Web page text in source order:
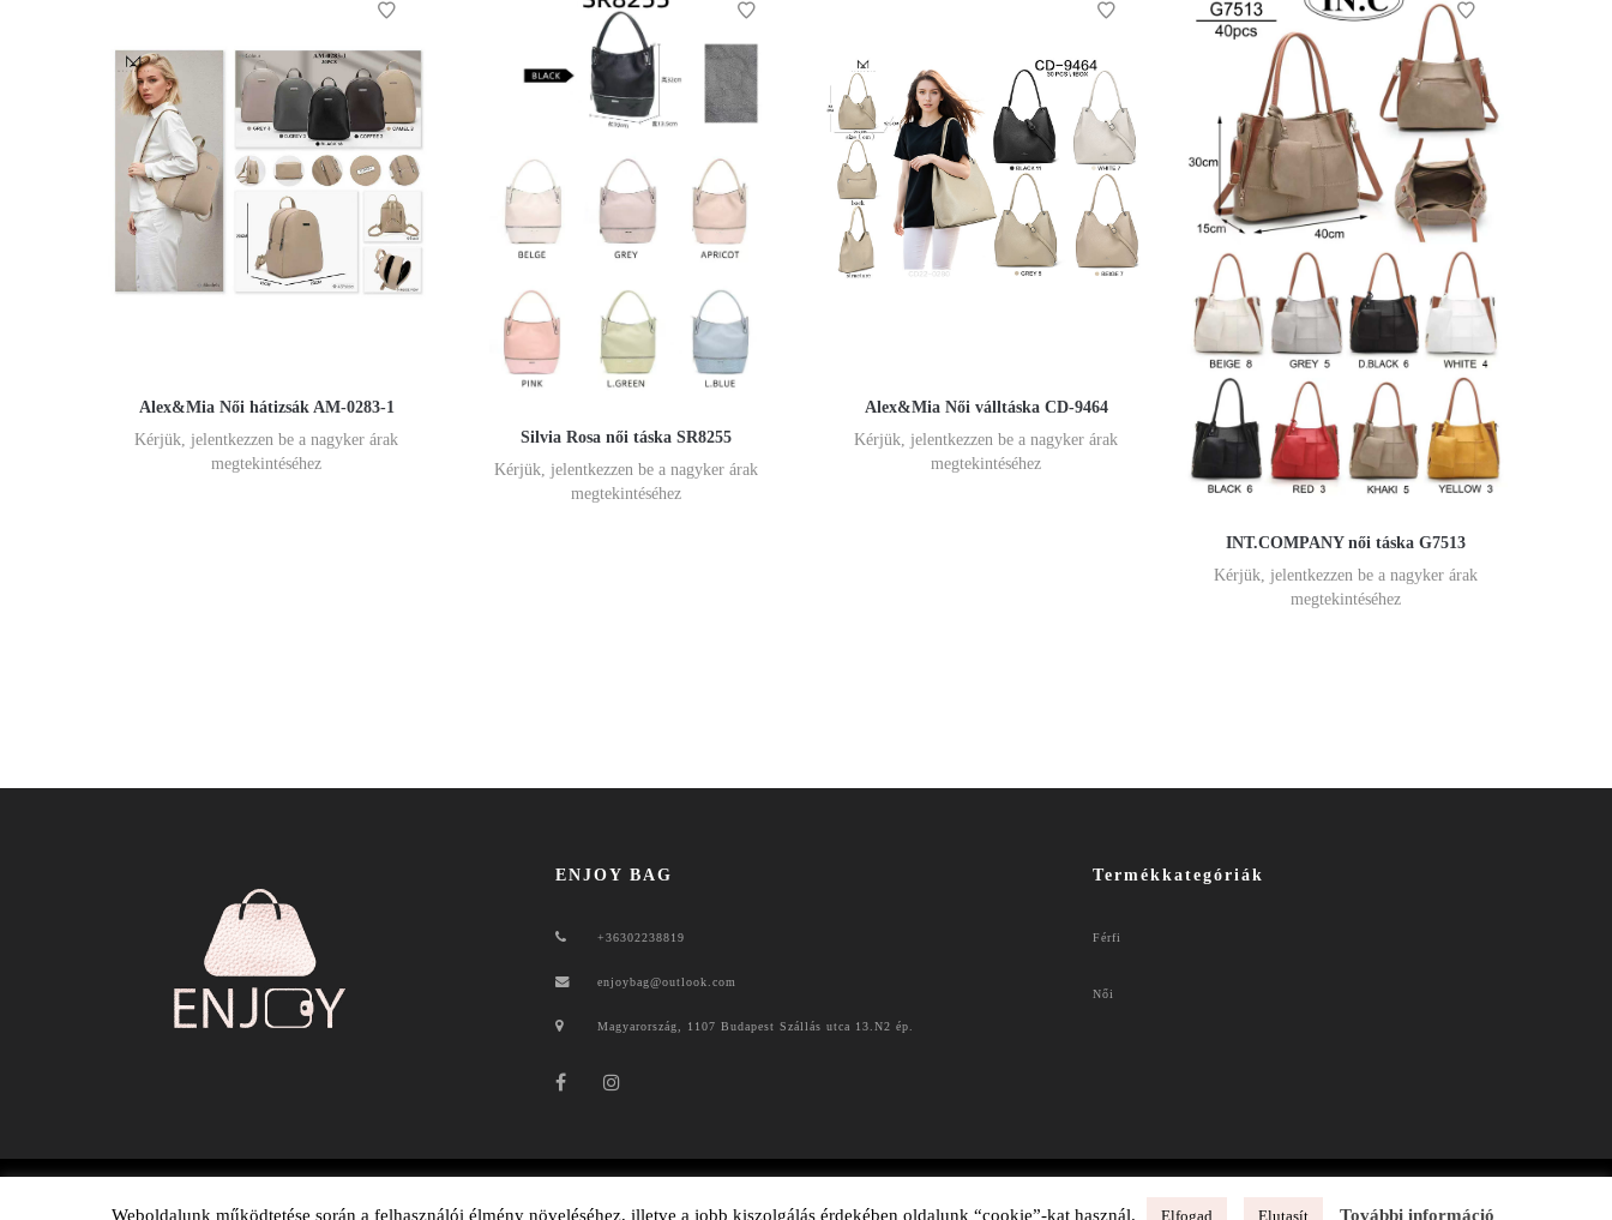
Alex&Mia Női hátizsák AM-0283-1
Kérjük, jelentkezzen be a nagyker árak
megtekintéséhez
Silvia Rosa női táska SR8255
Kérjük, jelentkezzen be a nagyker árak
megtekintéséhez
Alex&Mia Női válltáska CD-9464
Kérjük, jelentkezzen be a nagyker árak
megtekintéséhez
INT.COMPANY női táska G7513
Kérjük, jelentkezzen be a nagyker árak
megtekintéséhez
ENJOY BAG
+36302238819
enjoybag@outlook.com
Magyarország, 1107 Budapest Szállás utca 13.N2 ép.
Termékkategóriák
Férfi
Női
Weboldalunk működtetése során a felhasználói élmény növeléséhez, illetve a jobb kiszolgálás érdekében oldalunk “cookie”-kat használ. Elfogad Elutasít További információ